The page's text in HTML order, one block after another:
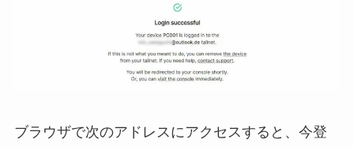
ブラウザで次のアドレスにアクセスすると、今登